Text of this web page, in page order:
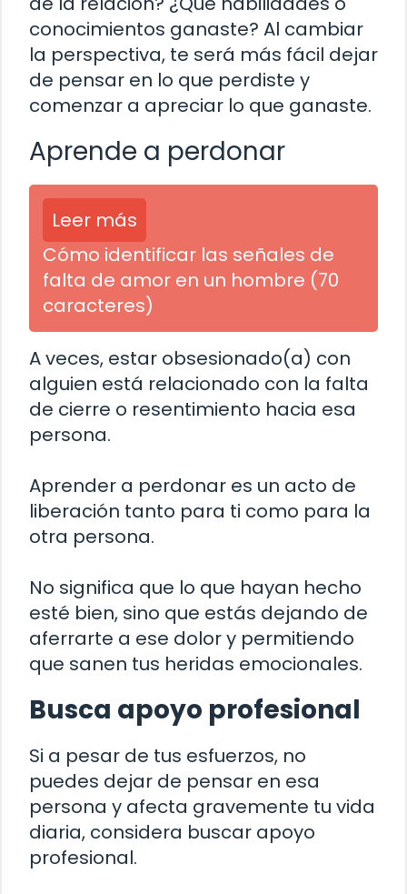
conocimientos ganaste? Al cambiar
la perspectiva, te será más fácil dejar
de pensar en lo que perdiste y
comenzar a apreciar lo que ganaste.
Aprende a perdonar
Leer más
Cómo identificar las señales de
falta de amor en un hombre (70
caracteres)
A veces, estar obsesionado(a) con
alguien está relacionado con la falta
de cierre o resentimiento hacia esa
persona.
Aprender a perdonar es un acto de
liberación tanto para ti como para la
otra persona.
No significa que lo que hayan hecho
esté bien, sino que estás dejando de
aferrarte a ese dolor y permitiendo
que sanen tus heridas emocionales.
Busca apoyo profesional
Si a pesar de tus esfuerzos, no
puedes dejar de pensar en esa
persona y afecta gravemente tu vida
diaria, considera buscar apoyo
profesional.